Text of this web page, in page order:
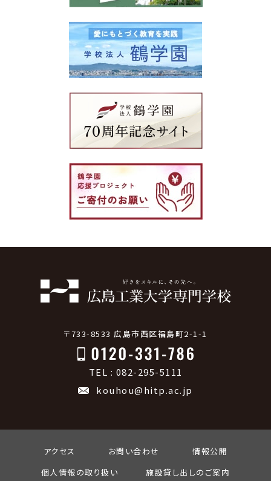
〒733-8533 広島市西区福島町2-1-1
TEL : 082-295-5111
kouhou@hitp.ac.jp
アクセス お問い合わせ
情報公開
個人情報の取り扱い
施設貸し出しのご案内